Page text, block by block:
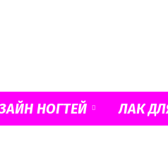
Французский
НОГТЕЙ ЛАК